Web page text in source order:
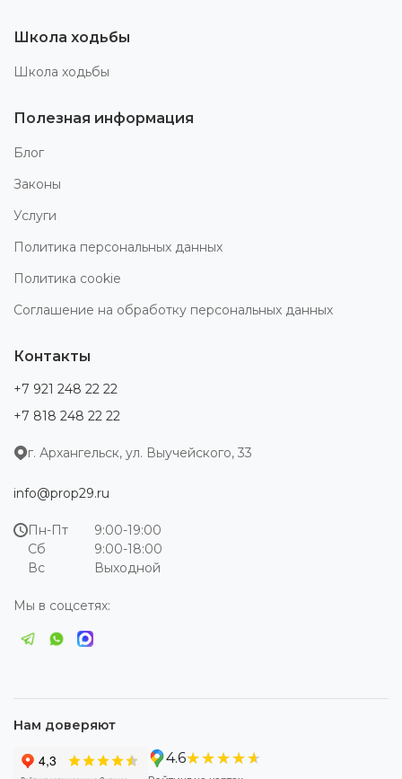
Школа ходьбы
Школа ходьбы
Полезная информация
Блог
Законы
Услуги
Политика персональных данных
Политика cookie
Соглашение на обработку персональных данных
Контакты
+7 921 248 22 22
+7 818 248 22 22
г. Архангельск, ул. Выучейского, 33
info@prop29.ru
Пн-Пт
9:00-19:00
Сб
9:00-18:00
Вс
Выходной
Мы в соцсетях:
Нам доверяют
4.6★★★★★
★★★★★